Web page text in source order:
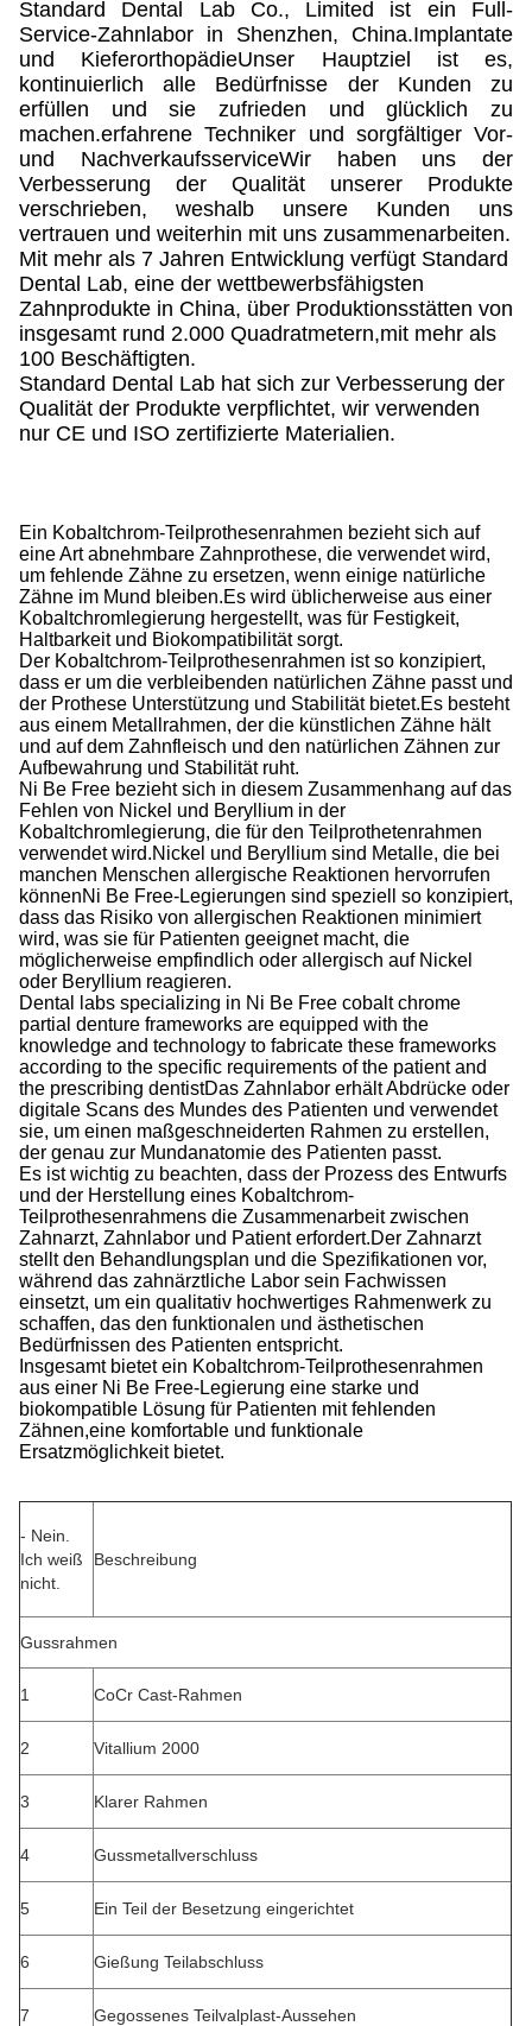
Standard Dental Lab Co., Limited ist ein Full-
Service-Zahnlabor in Shenzhen, China.Implantate
und KieferorthopädieUnser Hauptziel ist es,
kontinuierlich alle Bedürfnisse der Kunden zu
erfüllen und sie zufrieden und glücklich zu
machen.erfahrene Techniker und sorgfältiger Vor-
und NachverkaufsserviceWir haben uns der
Verbesserung der Qualität unserer Produkte
verschrieben, weshalb unsere Kunden uns
vertrauen und weiterhin mit uns zusammenarbeiten.
Mit mehr als 7 Jahren Entwicklung verfügt Standard
Dental Lab, eine der wettbewerbsfähigsten
Zahnprodukte in China, über Produktionsstätten von
insgesamt rund 2.000 Quadratmetern,mit mehr als
100 Beschäftigten.
Standard Dental Lab hat sich zur Verbesserung der
Qualität der Produkte verpflichtet, wir verwenden
nur CE und ISO zertifizierte Materialien.
Ein Kobaltchrom-Teilprothesenrahmen bezieht sich auf
eine Art abnehmbare Zahnprothese, die verwendet wird,
um fehlende Zähne zu ersetzen, wenn einige natürliche
Zähne im Mund bleiben.Es wird üblicherweise aus einer
Kobaltchromlegierung hergestellt, was für Festigkeit,
Haltbarkeit und Biokompatibilität sorgt.
Der Kobaltchrom-Teilprothesenrahmen ist so konzipiert,
dass er um die verbleibenden natürlichen Zähne passt und
der Prothese Unterstützung und Stabilität bietet.Es besteht
aus einem Metallrahmen, der die künstlichen Zähne hält
und auf dem Zahnfleisch und den natürlichen Zähnen zur
Aufbewahrung und Stabilität ruht.
Ni Be Free bezieht sich in diesem Zusammenhang auf das
Fehlen von Nickel und Beryllium in der
Kobaltchromlegierung, die für den Teilprothetenrahmen
verwendet wird.Nickel und Beryllium sind Metalle, die bei
manchen Menschen allergische Reaktionen hervorrufen
könnenNi Be Free-Legierungen sind speziell so konzipiert,
dass das Risiko von allergischen Reaktionen minimiert
wird, was sie für Patienten geeignet macht, die
möglicherweise empfindlich oder allergisch auf Nickel
oder Beryllium reagieren.
Dental labs specializing in Ni Be Free cobalt chrome
partial denture frameworks are equipped with the
knowledge and technology to fabricate these frameworks
according to the specific requirements of the patient and
the prescribing dentistDas Zahnlabor erhält Abdrücke oder
digitale Scans des Mundes des Patienten und verwendet
sie, um einen maßgeschneiderten Rahmen zu erstellen,
der genau zur Mundanatomie des Patienten passt.
Es ist wichtig zu beachten, dass der Prozess des Entwurfs
und der Herstellung eines Kobaltchrom-
Teilprothesenrahmens die Zusammenarbeit zwischen
Zahnarzt, Zahnlabor und Patient erfordert.Der Zahnarzt
stellt den Behandlungsplan und die Spezifikationen vor,
während das zahnärztliche Labor sein Fachwissen
einsetzt, um ein qualitativ hochwertiges Rahmenwerk zu
schaffen, das den funktionalen und ästhetischen
Bedürfnissen des Patienten entspricht.
Insgesamt bietet ein Kobaltchrom-Teilprothesenrahmen
aus einer Ni Be Free-Legierung eine starke und
biokompatible Lösung für Patienten mit fehlenden
Zähnen,eine komfortable und funktionale
Ersatzmöglichkeit bietet.
- Nein.
Ich weiß
nicht.
Beschreibung
Gussrahmen
1 CoCr Cast-Rahmen
2 Vitallium 2000
3 Klarer Rahmen
4 Gussmetallverschluss
5 Ein Teil der Besetzung eingerichtet
6 Gießung Teilabschluss
7 Gegossenes Teilvalplast-Aussehen